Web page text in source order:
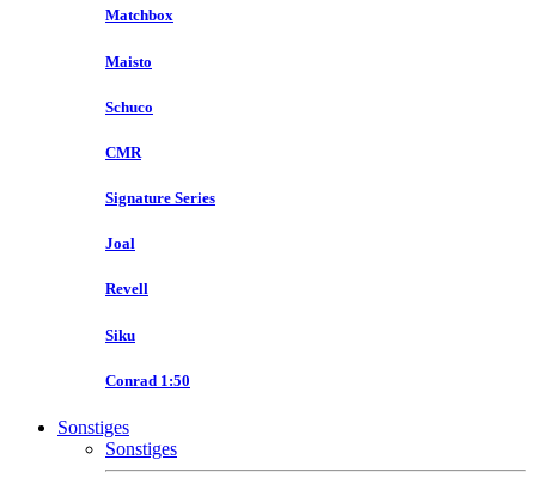
Matchbox
Maisto
Schuco
CMR
Signature Series
Joal
Revell
Siku
Conrad 1:50
Sonstiges
Sonstiges